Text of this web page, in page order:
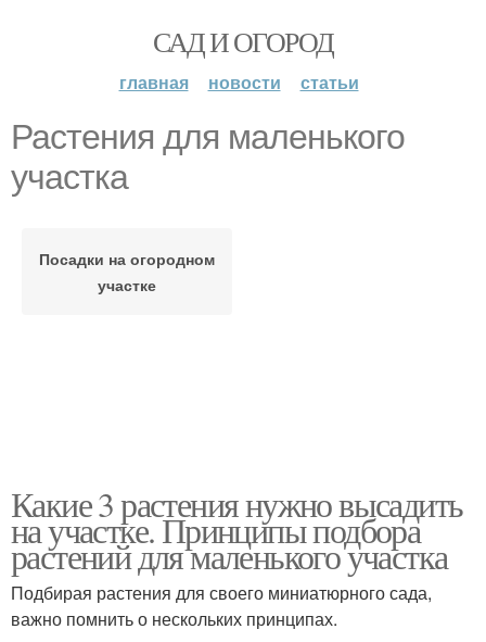
САД И ОГОРОД
главная новости статьи
Растения для маленького
участка
Посадки на огородном
участке
Какие 3 растения нужно высадить
на участке. Принципы подбора
растений для маленького участка
Подбирая растения для своего миниатюрного сада,
важно помнить о нескольких принципах.